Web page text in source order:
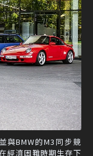
與BMW的M3同步競
經濟困難時期生存下